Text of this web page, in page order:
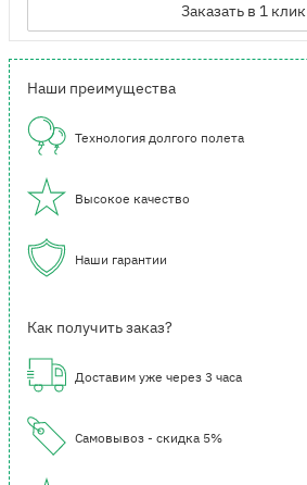
Заказать в 1 клик
Наши преимущества
Технология долгого полета
Высокое качество
Наши гарантии
Как получить заказ?
Доставим уже через 3 часа
Самовывоз - скидка 5%